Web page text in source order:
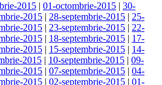
2015 | 01-octombrie-2015 | 30-
2015 | 28-septembrie-2015 | 25-
2015 | 23-septembrie-2015 | 22-
2015 | 18-septembrie-2015 | 17-
2015 | 15-septembrie-2015 | 14-
2015 | 10-septembrie-2015 | 09-
2015 | 07-septembrie-2015 | 04-
2015 | 02-septembrie-2015 | 01-